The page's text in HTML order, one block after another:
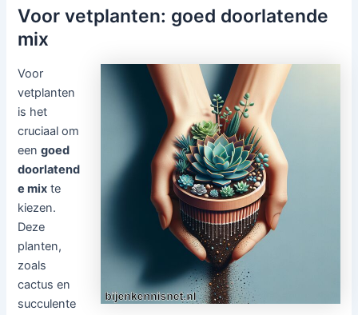
Voor vetplanten: goed doorlatende
mix
Voor
vetplanten
is het
cruciaal om
eengoed
doorlatend
e mix te
kiezen.
Deze
planten,
zoals
cactus en
succulente